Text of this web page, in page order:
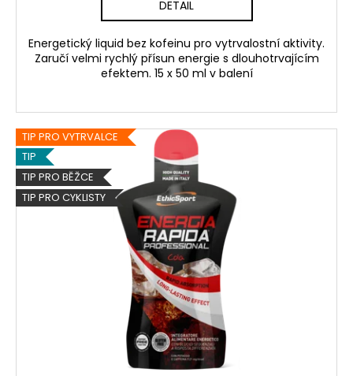
DETAIL
Energetický liquid bez kofeinu pro vytrvalostní aktivity.
Zaručí velmi rychlý přísun energie s dlouhotrvajícím
efektem. 15 x 50 ml v balení
TIP PRO VYTRVALCE
TIP
TIP PRO BĚŽCE
TIP PRO CYKLISTY